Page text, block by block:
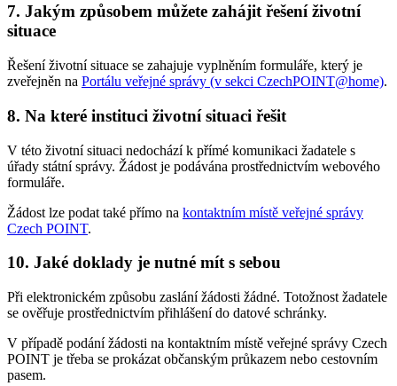
7. Jakým způsobem můžete zahájit řešení životní
situace
Řešení životní situace se zahajuje vyplněním formuláře, který je
zveřejněn na Portálu veřejné správy (v sekci CzechPOINT@home).
8. Na které instituci životní situaci řešit
V této životní situaci nedochází k přímé komunikaci žadatele s
úřady státní správy. Žádost je podávána prostřednictvím webového
formuláře.
Žádost lze podat také přímo na kontaktním místě veřejné správy
Czech POINT.
10. Jaké doklady je nutné mít s sebou
Při elektronickém způsobu zaslání žádosti žádné. Totožnost žadatele
se ověřuje prostřednictvím přihlášení do datové schránky.
V případě podání žádosti na kontaktním místě veřejné správy Czech
POINT je třeba se prokázat občanským průkazem nebo cestovním
pasem.